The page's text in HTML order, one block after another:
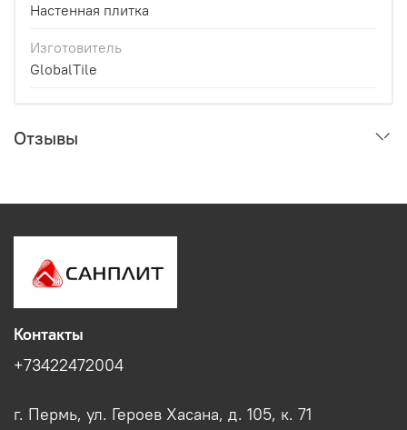
Настенная плитка
Изготовитель
GlobalTile
Отзывы
Контакты
+73422472004
г. Пермь, ул. Героев Хасана, д. 105, к. 71